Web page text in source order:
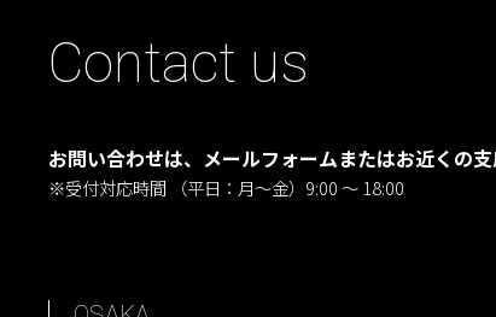
Contact us
お問い合わせは、メールフォームまたはお近くの
※受付対応時間 （平日：月〜金）9:00 ～ 18:00